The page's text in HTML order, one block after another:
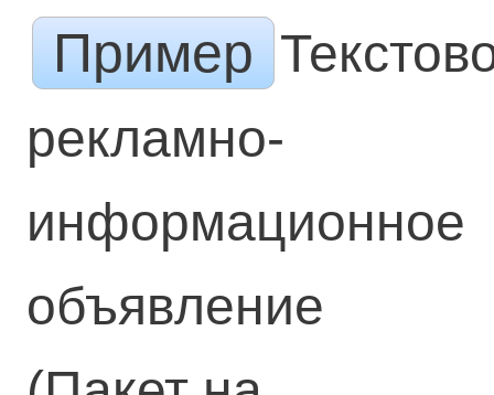
Пример
рекламно-
информационное
объявление